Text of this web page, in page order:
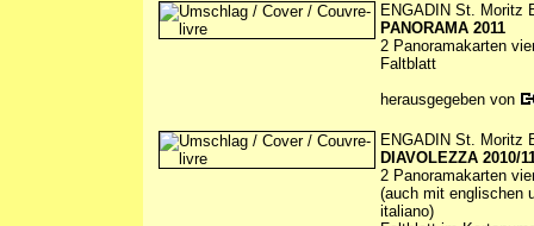
ENGADIN St. Moritz
PANORAMA 2011
2 Panoramakarten
Faltblatt
herausgegeben von
ENGADIN St. Moritz
DIAVOLEZZA 2010/
2 Panoramakarten
(auch mit englischen
italiano)